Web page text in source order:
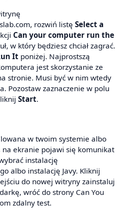
rozwiń listę Select a
Can your computer run the
w który będziesz chciał zagrać.
It poniżej. Najprostszą
jest skorzystanie ze
stronie. Musi być w nim wtedy
Pozostaw zaznaczenie w polu
Start.
w twoim systemie albo
ekranie pojawi się komunikat
instalację
albo instalację Javy. Kliknij
do nowej witryny zainstaluj
wróć do strony Can You
zdalny test.